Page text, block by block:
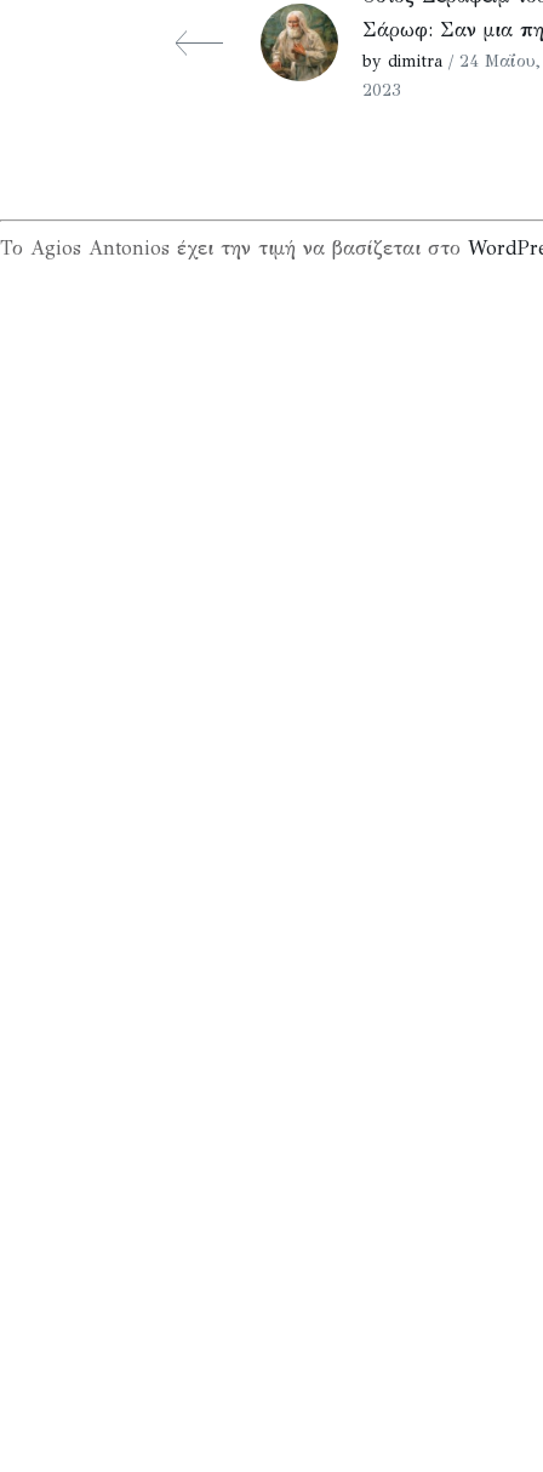
Σάρωφ: Σαν μια
by dimitra / 24 Μαΐου,
2023
Το Agios Antonios έχει την τιμή να βασίζεται στο